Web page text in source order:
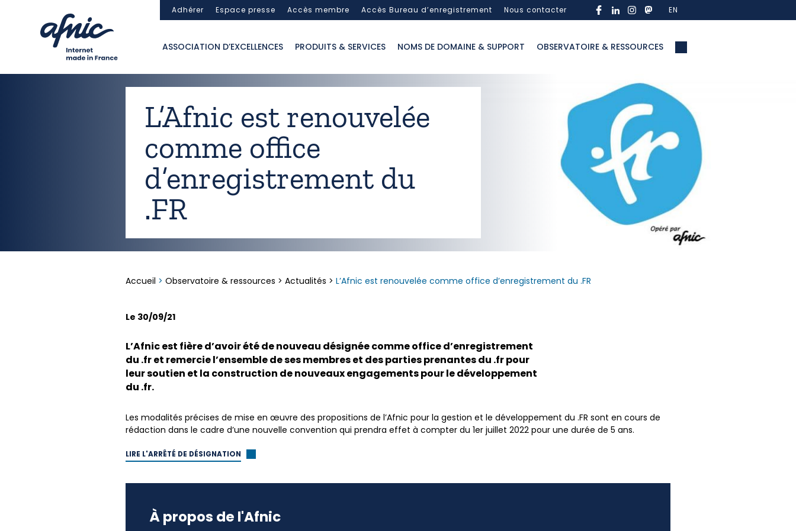
Adhérer Espace presse Accès membre Accès Bureau d’enregistrement Nous contacter EN
ASSOCIATION D’EXCELLENCES PRODUITS & SERVICES NOMS DE DOMAINE & SUPPORT OBSERVATOIRE & RESSOURCES
L’Afnic est renouvelée
comme office
d’enregistrement du
.FR
Accueil > Observatoire & ressources > Actualités > L’Afnic est renouvelée comme office d’enregistrement du .FR
Le 30/09/21
L’Afnic est fière d’avoir été de nouveau désignée comme office d’enregistrement
du .fr et remercie l’ensemble de ses membres et des parties prenantes du .fr pour
leur soutien et la construction de nouveaux engagements pour le développement
du .fr.
Les modalités précises de mise en œuvre des propositions de l’Afnic pour la gestion et le développement du .FR sont en cours de
rédaction dans le cadre d’une nouvelle convention qui prendra effet à compter du 1er juillet 2022 pour une durée de 5 ans.
LIRE L'ARRÊTÉ DE DÉSIGNATION
À propos de l'Afnic